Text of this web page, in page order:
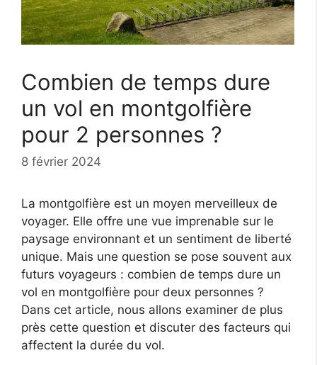
Combien de temps dure
un vol en montgolfière
pour 2 personnes ?
8 février 2024
La montgolfière est un moyen merveilleux de
voyager. Elle offre une vue imprenable sur le
paysage environnant et un sentiment de liberté
unique. Mais une question se pose souvent aux
futurs voyageurs : combien de temps dure un
vol en montgolfière pour deux personnes ?
Dans cet article, nous allons examiner de plus
près cette question et discuter des facteurs qui
affectent la durée du vol.